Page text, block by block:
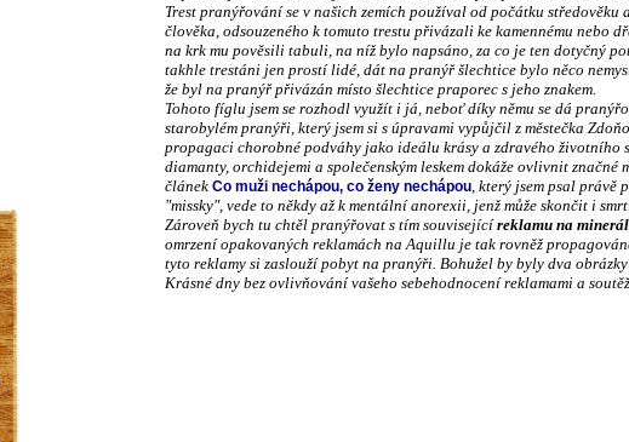
Trest pranýřování se v našich zemích používal od počátku
člověka, odsouzeného k tomuto trestu přivázali ke kamennému nebo
na krk mu pověsili tabuli, na níž bylo napsáno, za co je ten dotyčný
takhle trestáni jen prostí lidé, dát na pranýř šlechtice bylo něco
že byl na pranýř přivázán místo šlechtice praporec s jeho znakem.
Tohoto fíglu jsem se rozhodl využít i já, neboť díky němu se dá
starobylém pranýři, který jsem si s úpravami vypůjčil z městečka
propagaci chorobné podváhy jako ideálu krásy a zdravého životního
diamanty, orchidejemi a společenským leskem dokáže ovlivnit značné
článek Co muži nechápou, co ženy nechápou, který jsem psal právě
"missky", vede to někdy až k mentální anorexii, jenž může skončit i
Zároveň bych tu chtěl pranýřovat s tím souvisejícíreklamu na
omrzení opakovaných reklamách na Aquillu je tak rovněž
tyto reklamy si zaslouží pobyt na pranýři. Bohužel by byly dva
Krásné dny bez ovlivňování vašeho sebehodnocení reklamami a